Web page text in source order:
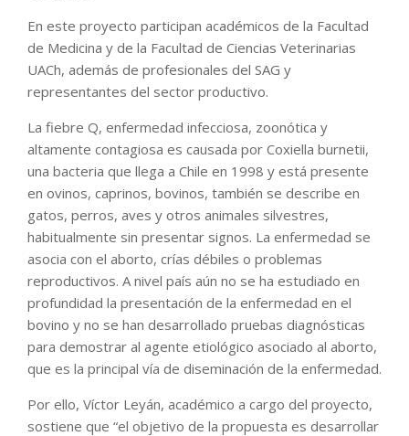
En este proyecto participan académicos de la Facultad
de Medicina y de la Facultad de Ciencias Veterinarias
UACh, además de profesionales del SAG y
representantes del sector productivo.
La fiebre Q, enfermedad infecciosa, zoonótica y
altamente contagiosa es causada por Coxiella burnetii,
una bacteria que llega a Chile en 1998 y está presente
en ovinos, caprinos, bovinos, también se describe en
gatos, perros, aves y otros animales silvestres,
habitualmente sin presentar signos. La enfermedad se
asocia con el aborto, crías débiles o problemas
reproductivos. A nivel país aún no se ha estudiado en
profundidad la presentación de la enfermedad en el
bovino y no se han desarrollado pruebas diagnósticas
para demostrar al agente etiológico asociado al aborto,
que es la principal vía de diseminación de la enfermedad.
Por ello, Víctor Leyán, académico a cargo del proyecto,
sostiene que “el objetivo de la propuesta es desarrollar